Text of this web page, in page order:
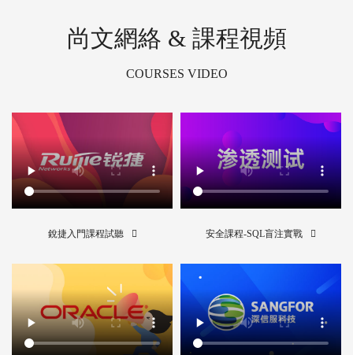
尚文網絡 & 課程視頻
COURSES VIDEO
銳捷入門課程試聽 安全課程-SQL盲注實戰